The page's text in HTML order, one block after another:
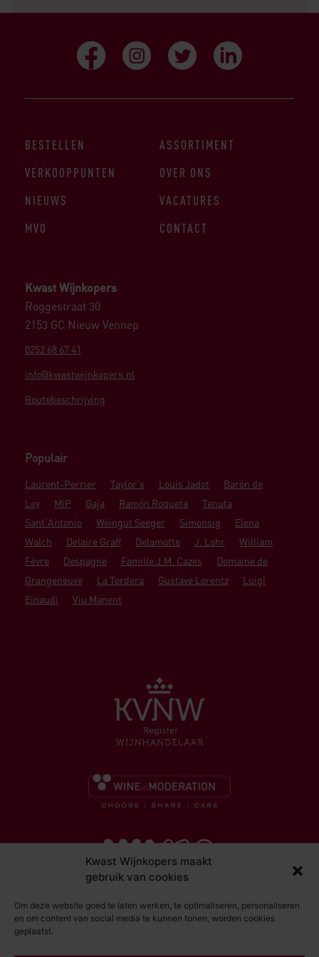
Kwast Wijnkopers maakt
gebruik van cookies
Om deze website goed te laten werken, te optimaliseren, personaliseren
en om content van social media te kunnen tonen, worden cookies
geplaatst.
Kwast Wijnkopers
Roggestraat 30
2153 GC Nieuw Vennep
0252 68 67 41
info@kwastwijnkopers.nl
Routebeschrijving
Populair
Laurent-Perrier Taylor's Louis Jadot
Barón de
Ley
MiP Gaja Ramón Roqueta
Tenuta
Sant'Antonio
Weingut Seeger Simonsig
Elena
Walch
Delaire Graff Delamotte J. Lohr
William
Fèvre
Despagne Famille J.M. Cazes
Domaine de
Grangeneuve
La Tordera Gustave Lorentz
Luigi
Einaudi
Viu Manent
BESTELLEN
ASSORTIMENT
VERKOOPPUNTEN
OVER ONS
NIEUWS
VACATURES
MVO
CONTACT